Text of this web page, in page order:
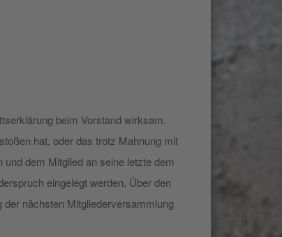
beim Vorstand wirksam.
hat, oder das trotz Mahnung mit
dem Mitglied an seine letzte dem
eingelegt werden. Über den
nächsten Mitgliederversammlung